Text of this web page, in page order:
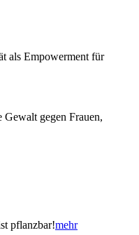
als Empowerment für
gegen Frauen,
pflanzbar!mehr